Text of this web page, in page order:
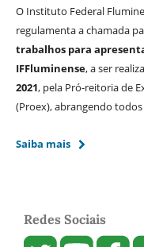
O Instituto Federal
regulamenta a chamada
trabalhos para
IFFluminense, a ser
2021, pela Pró-reitoria de
(Proex), abrangendo
Saiba mais
Redes Sociais